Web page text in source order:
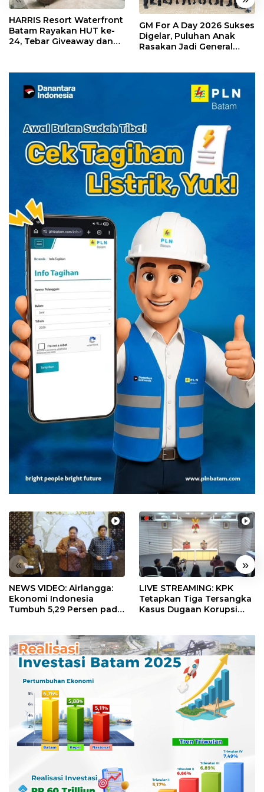
HARRIS Resort Waterfront
Batam Rayakan HUT ke-
24, Tebar Giveaway dan
GM For A Day 2026 Sukses
Digelar, Puluhan Anak
Rasakan Jadi General
« »
NEWS VIDEO: Airlangga:
Ekonomi Indonesia
Tumbuh 5,29 Persen pada
LIVE STREAMING: KPK
Tetapkan Tiga Tersangka
Kasus Dugaan Korupsi